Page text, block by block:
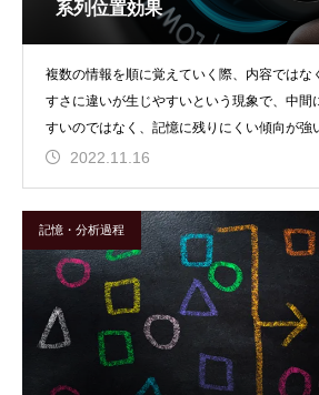
系列位置効果
複数の情報を順に覚えていく際、内容ではな
すさに違いが生じやすいという現象で、中間
すいのではなく、記憶に残りにくい傾向が強
れる情報は、長期記憶
2022.11.16
記憶・分析過程